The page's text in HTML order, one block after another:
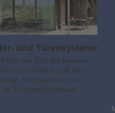
und Türensysteme
führt seit 2020 das bewährte
Architektur stellt hohe
Energieeffizienz und
Tischlerei Mühlenkord